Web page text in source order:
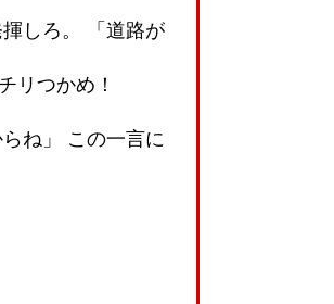
しろ。 「道路が
リつかめ！
ね」 この一言に